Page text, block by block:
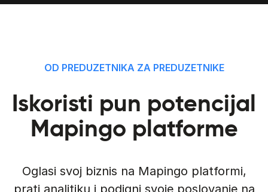
OD PREDUZETNIKA ZA PREDUZETNIKE
Iskoristi pun potencijal
Mapingo platforme
Oglasi svoj biznis na Mapingo platformi,